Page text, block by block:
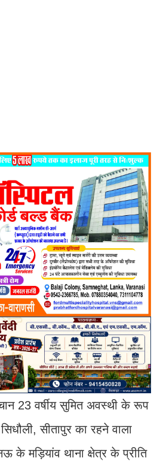
23 वर्षीय सुमित अवस्थी के रूप
सीतापुर का रहने वाला
के मड़ियांव थाना क्षेत्र के प्रीति